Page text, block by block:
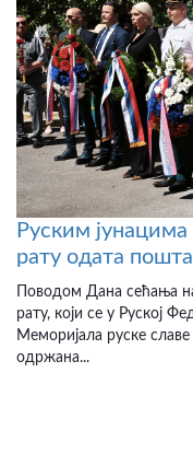
Руским
рату одата
Поводом Дана сећања
рату, који се у Руској
Меморијала руске
одржана...